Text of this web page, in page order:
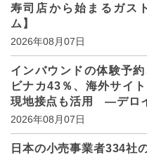
寿司店から始まるガス
ム】
2026年08月07日
インバウンドの体験予
ビナカ43％、海外サイ
現地接点も活用 ―デロ
2026年08月07日
日本の小売事業者334社